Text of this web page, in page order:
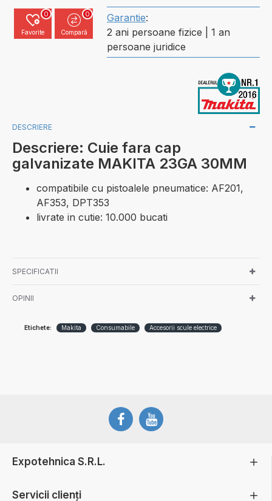
Favorite
0
Compară
0 Garantie:
2 ani persoane fizice | 1 an
persoane juridice
DESCRIERE
Descriere: Cuie fara cap
galvanizate MAKITA 23GA 30MM
compatibile cu pistoalele pneumatice: AF201,
AF353, DPT353
livrate in cutie: 10.000 bucati
SPECIFICATII
OPINII
Etichete: Makita Consumabile Accesorii scule electrice
Expotehnica S.R.L.
Servicii clienți